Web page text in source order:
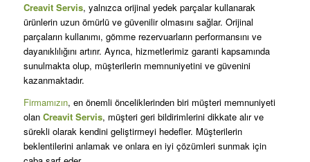
Creavit Servis, yalnızca orijinal yedek parçalar kullanarak
ürünlerin uzun ömürlü ve güvenilir olmasını sağlar. Orijinal
parçaların kullanımı, gömme rezervuarların performansını ve
dayanıklılığını artırır. Ayrıca, hizmetlerimiz garanti kapsamında
sunulmakta olup, müşterilerin memnuniyetini ve güvenini
kazanmaktadır.
Firmamızın, en önemli önceliklerinden biri müşteri memnuniyeti
olan Creavit Servis, müşteri geri bildirimlerini dikkate alır ve
sürekli olarak kendini geliştirmeyi hedefler. Müşterilerin
beklentilerini anlamak ve onlara en iyi çözümleri sunmak için